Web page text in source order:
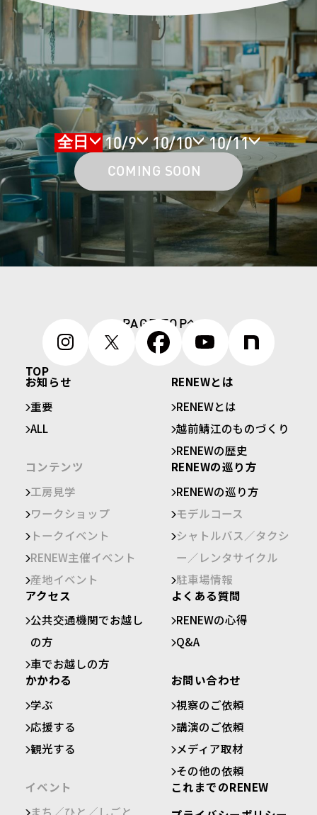
全日 10/9 10/10 10/11
COMING SOON
PAGE TOP
TOP
お知らせ
重要
ALL
RENEWとは
RENEWとは
越前鯖江のものづくり
RENEWの歴史
コンテンツ
工房見学
ワークショップ
トークイベント
RENEW主催イベント
産地イベント
RENEWの巡り方
RENEWの巡り方
モデルコース
シャトルバス／タクシ
ー／レンタサイクル
駐車場情報
アクセス
公共交通機関でお越し
の方
車でお越しの方
よくある質問
RENEWの心得
Q&A
かかわる
学ぶ
応援する
観光する
お問い合わせ
視察のご依頼
講演のご依頼
メディア取材
その他の依頼
イベント
まち／ひと／しごと
これまでのRENEW